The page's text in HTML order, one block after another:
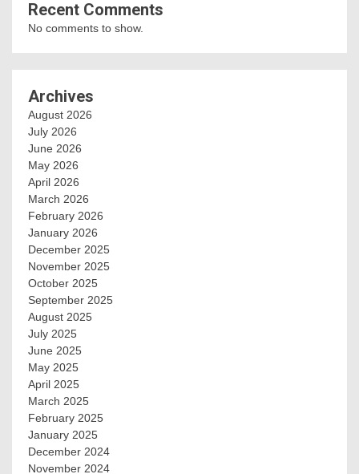
Recent Comments
No comments to show.
Archives
August 2026
July 2026
June 2026
May 2026
April 2026
March 2026
February 2026
January 2026
December 2025
November 2025
October 2025
September 2025
August 2025
July 2025
June 2025
May 2025
April 2025
March 2025
February 2025
January 2025
December 2024
November 2024